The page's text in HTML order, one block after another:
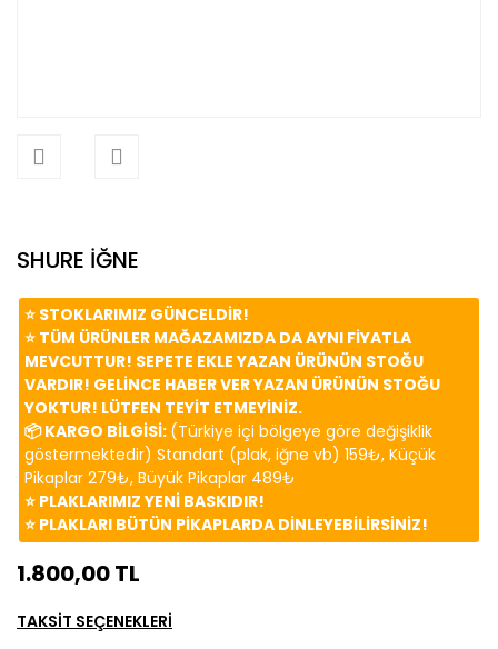
SHURE İĞNE
⭐️ STOKLARIMIZ GÜNCELDİR!
⭐️ TÜM ÜRÜNLER MAĞAZAMIZDA DA AYNI FİYATLA
MEVCUTTUR! SEPETE EKLE YAZAN ÜRÜNÜN STOĞU
VARDIR! GELİNCE HABER VER YAZAN ÜRÜNÜN STOĞU
YOKTUR! LÜTFEN TEYİT ETMEYİNİZ.
📦 KARGO BİLGİSİ: (Türkiye içi bölgeye göre değişiklik
göstermektedir) Standart (plak, iğne vb) 159₺, Küçük
Pikaplar 279₺, Büyük Pikaplar 489₺
⭐️ PLAKLARIMIZ YENİ BASKIDIR!
⭐️ PLAKLARI BÜTÜN PİKAPLARDA DİNLEYEBİLİRSİNİZ!
1.800,00 TL
TAKSİT SEÇENEKLERİ